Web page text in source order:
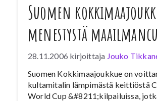
Suomen
menestystä
28.11.2006 kirjoittaja Jouko
Suomen Kokkimaajoukkue on
kultamitalin lämpimästä keittiöstä
World Cup &#8211;kilpailuissa,